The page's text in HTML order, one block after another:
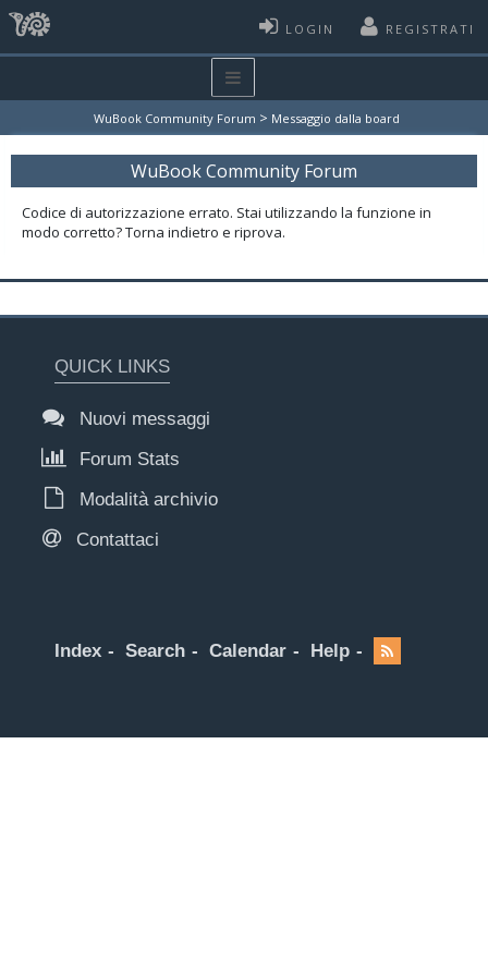
LOGIN REGISTRATI
WuBook Community Forum > Messaggio dalla board
WuBook Community Forum
Codice di autorizzazione errato. Stai utilizzando la funzione in
modo corretto? Torna indietro e riprova.
QUICK LINKS
Nuovi messaggi
Forum Stats
Modalità archivio
Contattaci
Index Search Calendar Help